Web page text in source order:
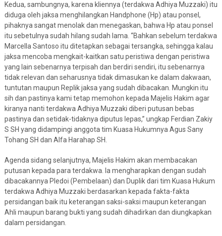
Kedua, sambungnya, karena kliennya (terdakwa Adhiya Muzzaki) itu
diduga oleh jaksa menghilangkan Handphone (Hp) atau ponsel,
pihaknya sangat menolak dan menegaskan, bahwa Hp atau ponsel
itu sebetulnya sudah hilang sudah lama. “Bahkan sebelum terdakwa
Marcella Santoso itu ditetapkan sebagai tersangka, sehingga kalau
jaksa mencoba mengkait-kaitkan satu peristiwa dengan peristiwa
yang lain sebenarnya terpisah dan berdiri sendiri, itu sebenarnya
tidak relevan dan seharusnya tidak dimasukan ke dalam dakwaan,
tuntutan maupun Replik jaksa yang sudah dibacakan. Mungkin itu
sih dan pastinya kami tetap memohon kepada Majelis Hakim agar
kiranya nanti terdakwa Adhiya Muzzaki diberi putusan bebas
pastinya dan setidak-tidaknya diputus lepas,” ungkap Ferdian Zakiy
S SH yang didampingi anggota tim Kuasa Hukumnya Agus Sany
Tohang SH dan Alfa Harahap SH.
Agenda sidang selanjutnya, Majelis Hakim akan membacakan
putusan kepada para terdakwa. Ia mengharapkan dengan sudah
dibacakannya Pledoi (Pembelaan) dan Duplik dari tim Kuasa Hukum
terdakwa Adhiya Muzzaki berdasarkan kepada fakta-fakta
persidangan baik itu keterangan saksi-saksi maupun keterangan
Ahli maupun barang bukti yang sudah dihadirkan dan diungkapkan
dalam persidangan.